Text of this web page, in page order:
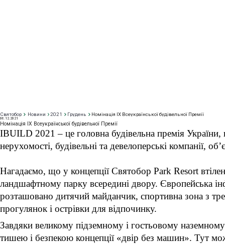
Святобор Новини 2021 Грудень Номінація IX Всеукраїнської будівельної Премії
06.12.2021
Номінація IX Всеукраїнської будівельної Премії
IBUILD 2021 – це головна будівельна премія України,
нерухомості, будівельні та девелоперські компанії,
Нагадаємо, що у концепції Святобор Park Resort
ландшафтному парку всередині двору. Європейська
розташовано дитячий майданчик, спортивна зона з
прогулянок і острівки для відпочинку.
Завдяки великому підземному і гостьовому
тишею і безпекою концепції «двір без машин». Тут